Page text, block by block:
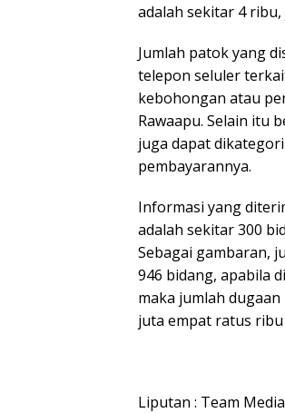
adalah sekitar 4 ribu,
Jumlah patok yang
telepon seluler
kebohongan atau
Rawaapu. Selain itu
juga dapat
pembayarannya.
Informasi yang
adalah sekitar 300
Sebagai gambaran,
946 bidang, apabila
maka jumlah
juta empat ratus
Liputan : Team Media